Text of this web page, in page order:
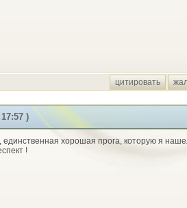
цитировать
)
единственная хорошая прога, которую я
!